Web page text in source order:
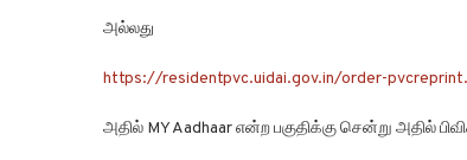
அல்லது
https://residentpvc.uidai.gov.in/order-
அதில் MY Aadhaar என்ற பகுதிக்கு சென்று அதில்